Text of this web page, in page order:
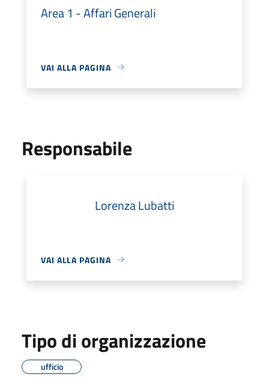
Area 1 - Affari Generali
VAI ALLA PAGINA
Responsabile
Lorenza Lubatti
VAI ALLA PAGINA
Tipo di organizzazione
ufficio